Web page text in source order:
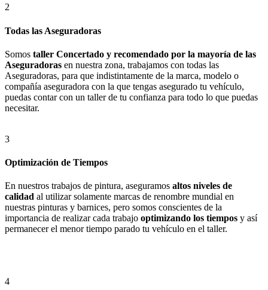
2
Todas las Aseguradoras
Somos taller Concertado y recomendado por la mayoría de las
Aseguradoras en nuestra zona, trabajamos con todas las
Aseguradoras, para que indistintamente de la marca, modelo o
compañía aseguradora con la que tengas asegurado tu vehículo,
puedas contar con un taller de tu confianza para todo lo que puedas
necesitar.
3
Optimización de Tiempos
En nuestros trabajos de pintura, aseguramos altos niveles de
calidad al utilizar solamente marcas de renombre mundial en
nuestras pinturas y barnices, pero somos conscientes de la
importancia de realizar cada trabajo optimizando los tiempos y así
permanecer el menor tiempo parado tu vehículo en el taller.
4